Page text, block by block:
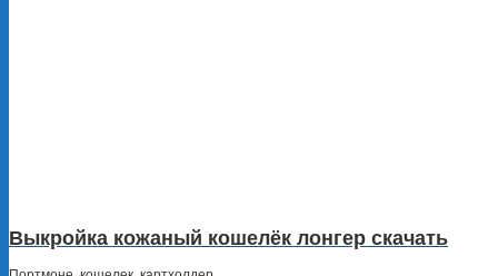
Выкройка кожаный кошелёк лонгер скачать